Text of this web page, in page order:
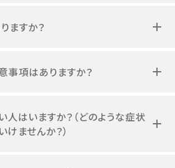
ますか？
事項はありますか？
人はいますか？（どのような症状
ませんか？）